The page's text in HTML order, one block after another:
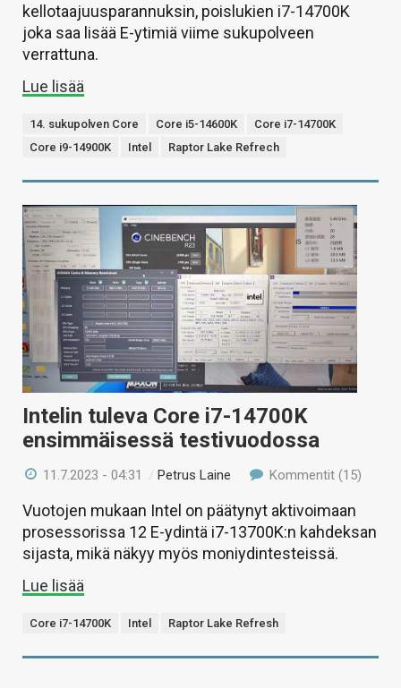
kellotaajuusparannuksin, poislukien i7-14700K
joka saa lisää E-ytimiä viime sukupolveen
verrattuna.
Lue lisää
14. sukupolven Core Core i5-14600K
Core i7-14700K
Core i9-14900K
Intel Raptor Lake Refrech
Intelin tuleva Core i7-14700K
ensimmäisessä testivuodossa
11.7.2023 - 04:31 /Petrus Laine Kommentit (15)
Vuotojen mukaan Intel on päätynyt aktivoimaan
prosessorissa 12 E-ydintä i7-13700K:n kahdeksan
sijasta, mikä näkyy myös moniydintesteissä.
Lue lisää
Core i7-14700K Intel Raptor Lake Refresh